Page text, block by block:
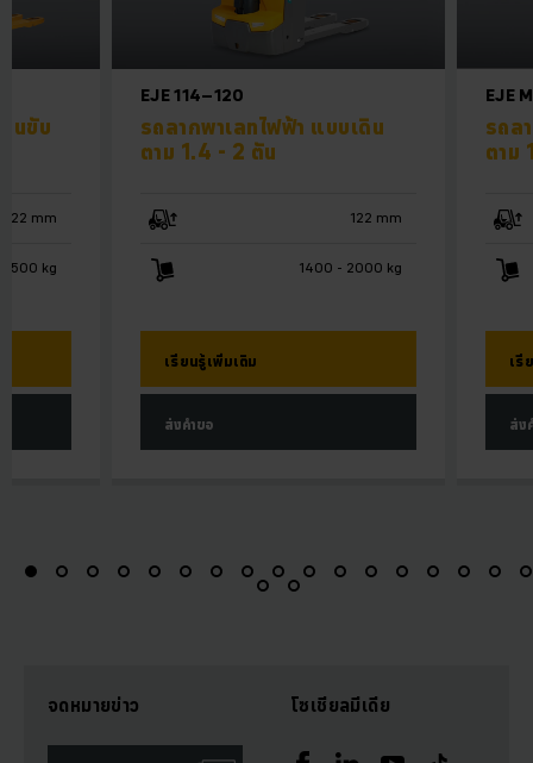
EJE 114–120
รถลากพาเลทไฟฟ้า แบบเดิน
ตาม 1.4 - 2 ตัน
122 mm
1400 - 2000 kg
เรียนรู้เพิ่มเติม
ส่งคำขอ
EJE
รถล
ตาม
เรี
ส่ง
นขับ
122 mm
kg
จดหมายข่าว โซเชียลมีเดีย